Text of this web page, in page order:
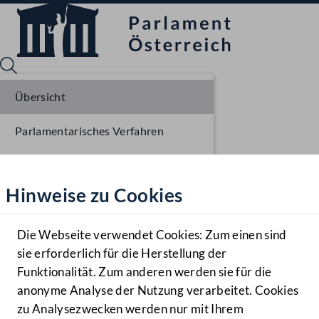
Hilfe
Benutzer
Navigationsmenü öffnen
MENÜ
Hinweise zu Cookies
Die Webseite verwendet Cookies: Zum einen sind
sie erforderlich für die Herstellung der
Funktionalität. Zum anderen werden sie für die
anonyme Analyse der Nutzung verarbeitet. Cookies
zu Analysezwecken werden nur mit Ihrem
Übersicht
Parlamentarisches Verfahren